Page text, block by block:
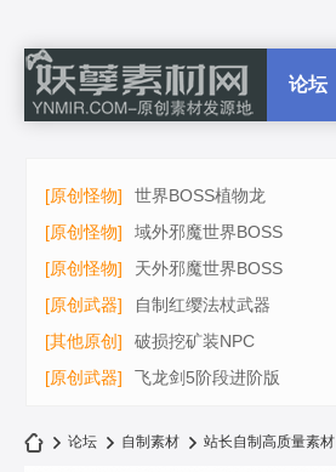
论坛
[原创怪物]
世界BOSS植物龙
[原创怪物]
域外邪魔世界BOSS
[原创怪物]
天外邪魔世界BOSS
[原创武器]
自制红缨法杖武器
[其他原创]
破损挖矿装NPC
[原创武器]
飞龙剑5阶段进阶版
论坛 自制素材 站长自制高质量素材